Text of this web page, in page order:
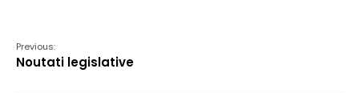
Previous:
Noutati legislative